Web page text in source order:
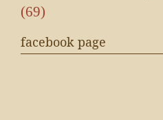
(69)
facebook page